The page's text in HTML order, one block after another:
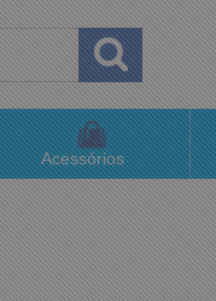
3658-4820
(48)996063435
Online
Acessórios